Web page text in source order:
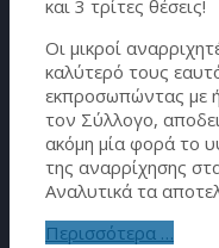
και 3 τρίτες θέσεις!
Οι μικροί
καλύτερό τους
εκπροσωπώντας με
τον Σύλλογο,
ακόμη μία φορά το
της αναρρίχησης
Αναλυτικά τα
Περισσότερα …